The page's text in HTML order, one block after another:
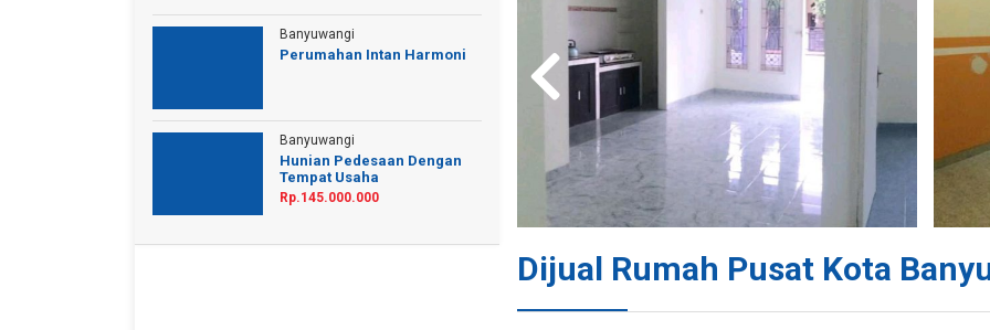
Dijual Rumah Pusat Kota
Banyuwangi
Perumahan Intan Harmoni
Banyuwangi
Hunian Pedesaan Dengan
Tempat Usaha
Rp.145.000.000